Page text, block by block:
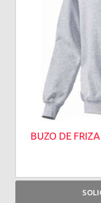
BUZO DE FRIZA